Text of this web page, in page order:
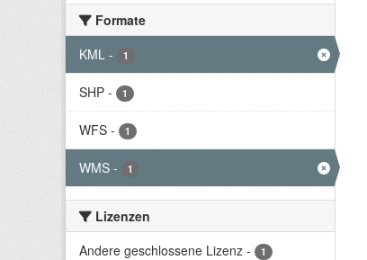
Formate
KML - 1
SHP - 1
WFS - 1
WMS - 1
Lizenzen
Andere geschlossene Lizenz - 1